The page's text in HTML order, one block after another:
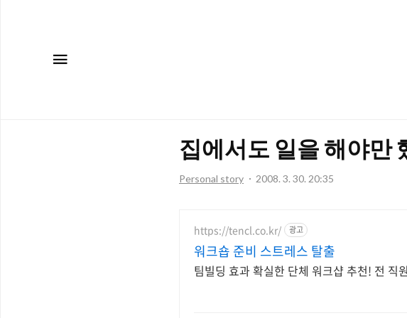
집에서도 일을 해야만
Personal story 2008. 3. 30. 20:35
https://tencl.co.kr/ 광고
워크숍 준비 스트레스 탈출
팀빌딩 효과 확실한 단체 워크샵 추천! 전 직